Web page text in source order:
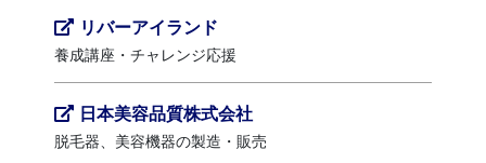
リバーアイランド
養成講座・チャレンジ応援
日本美容品質株式会社
脱毛器、美容機器の製造・販売